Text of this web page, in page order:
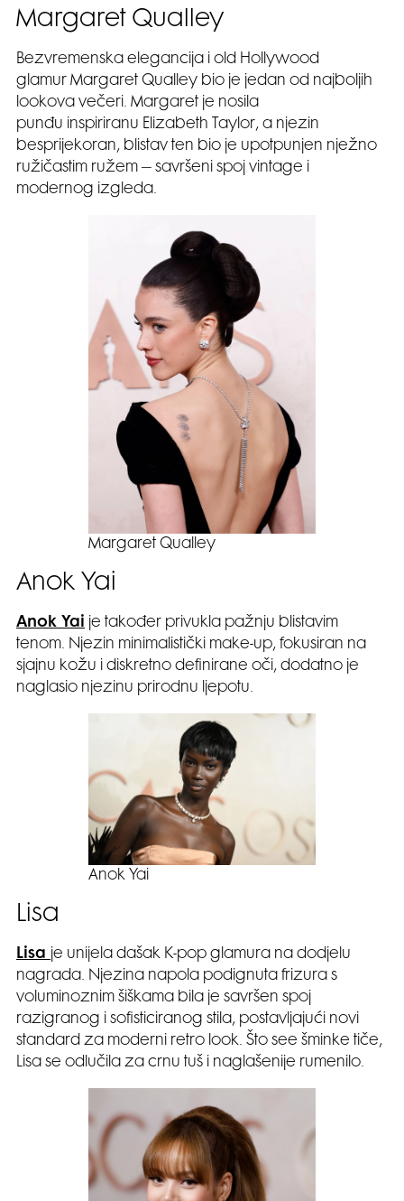
Margaret Qualley
Bezvremenska elegancija i old Hollywood
glamur Margaret Qualley bio je jedan od najboljih
lookova večeri. Margaret je nosila
punđu inspiriranu Elizabeth Taylor, a njezin
besprijekoran, blistav ten bio je upotpunjen nježno
ružičastim ružem – savršeni spoj vintage i
modernog izgleda.
Margaret Qualley
Anok Yai
Anok Yai
je također privukla pažnju blistavim
tenom. Njezin minimalistički make-up, fokusiran na
sjajnu kožu i diskretno definirane oči, dodatno je
naglasio njezinu prirodnu ljepotu.
Anok Yai
Lisa
Lisa je unijela dašak K-pop glamura na dodjelu
nagrada. Njezina napola podignuta frizura s
voluminoznim šiškama bila je savršen spoj
razigranog i sofisticiranog stila, postavljajući novi
standard za moderni retro look. Što see šminke tiče,
Lisa se odlučila za crnu tuš i naglašenije rumenilo.